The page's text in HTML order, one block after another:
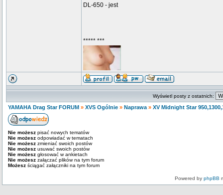
DL-650 - jest
***** ***
Wyświetl posty z ostatnich:
YAMAHA Drag Star FORUM » XVS Ogólnie » Naprawa » XV Midnight Star
Nie możesz pisać nowych tematów
Nie możesz odpowiadać w tematach
Nie możesz zmieniać swoich postów
Nie możesz usuwać swoich postów
Nie możesz głosować w ankietach
Nie możesz załączać plików na tym forum
Możesz ściągać załączniki na tym forum
Powered by phpBB